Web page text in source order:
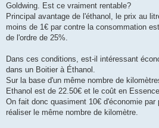
Goldwing. Est ce vraiment rentable?
Principal avantage de l'éthanol, le prix au
moins de 1€ par contre la consommation
de l'ordre de 25%.
Dans ces conditions, est-il intéressant
dans un Boitier à Éthanol.
Sur la base d'un même nombre de
Ethanol est de 22.50€ et le coût en
On fait donc quasiment 10€ d'économie par
réaliser le même nombre de kilomètre.